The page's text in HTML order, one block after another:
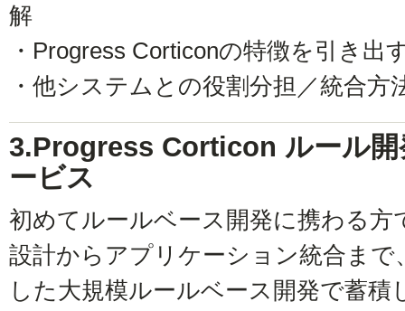
解
・Progress Corticonの特徴を引き出
・他システムとの役割分担／統合方
3.Progress Corticon ルール
ービス
初めてルールベース開発に携わる
設計からアプリケーション統合まで
した大規模ルールベース開発で蓄